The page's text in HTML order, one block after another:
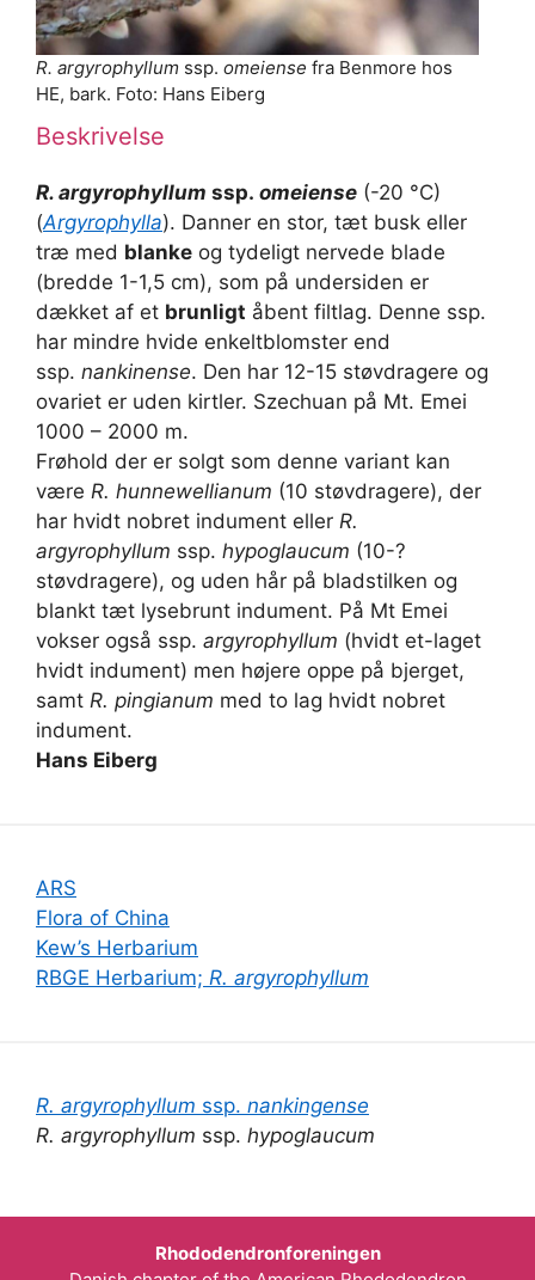
R. argyrophyllum ssp. omeiense fra Benmore hos
HE, bark. Foto: Hans Eiberg
Beskrivelse
R. argyrophyllum ssp. omeiense (-20 °C)
(Argyrophylla). Danner en stor, tæt busk eller
træ med blanke og tydeligt nervede blade
(bredde 1-1,5 cm), som på undersiden er
dækket af et brunligt åbent filtlag. Denne ssp.
har mindre hvide enkelt­blomster end
ssp. nankinense. Den har 12-15 støvdragere og
ovariet er uden kirtler. Szechuan på Mt. Emei
1000 – 2000 m.
Frøhold der er solgt som denne variant kan
være R. hunnewellianum (10 støvdragere), der
har hvidt nobret indument eller R.
argyrophyllum ssp. hypoglaucum (10-?
støvdragere), og uden hår på bladstilken og
blankt tæt lysebrunt indument. På Mt Emei
vokser også ssp. argyrophyllum (hvidt et-laget
hvidt indument) men højere oppe på bjerget,
samt R. pingianum med to lag hvidt nobret
indument.
Hans Eiberg
ARS
Flora of China
Kew’s Herbarium
RBGE Herbarium; R. argyrophyllum
R. argyrophyllum ssp. nankingense
R. argyrophyllum ssp. hypoglaucum
Rhododendronforeningen